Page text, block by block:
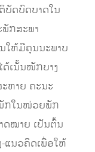
ບັດບົດບາດໃນ
ກສະພາ
ໃຫ້ມີຄຸນນະພາບ
ເນັ້ນໜັກບາງ
ຫາຍ ຄະນະ
ກໃນໜ່ວຍພັກ
ດໝາຍ ເປັນຕົ້ນ
ແນວຄິດເພື່ອໃຫ້